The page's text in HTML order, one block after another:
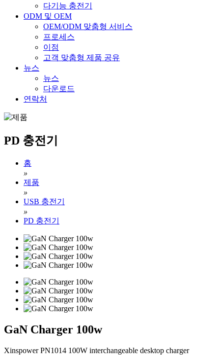
다기능 충전기
ODM 및 OEM
OEM/ODM 맞춤형 서비스
프로세스
이점
고객 맞춤형 제품 공유
뉴스
뉴스
다운로드
연락처
PD 충전기
홈
»
제품
»
USB 충전기
»
PD 충전기
GaN Charger 100w
Xinspower PN1014 100W interchangeable desktop charger